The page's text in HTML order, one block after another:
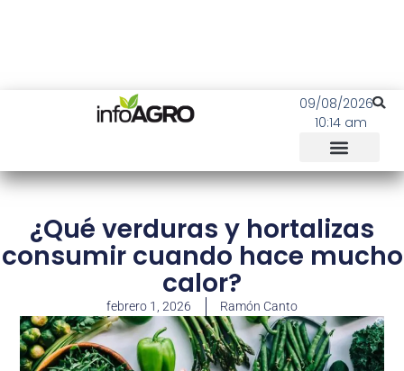
09/08/2026
10:14 am
¿Qué verduras y hortalizas
consumir cuando hace mucho
calor?
febrero 1, 2026 Ramón Canto